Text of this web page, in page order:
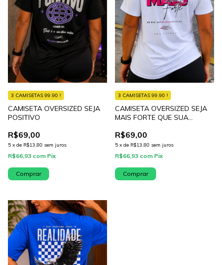
CAMISETA OVERSIZED SEJA
POSITIVO
R$69,00
5 x de R$13,80 sem juros
3 CAMISETAS 99.90 !
R$66,93 com Pix
Comprar
CAMISETA OVERSIZED SEJA
MAIS FORTE QUE SUA
R$69,00
5 x de R$13,80 sem juros
3 CAMISETAS 99.90 !
R$66,93 com Pix
Comprar